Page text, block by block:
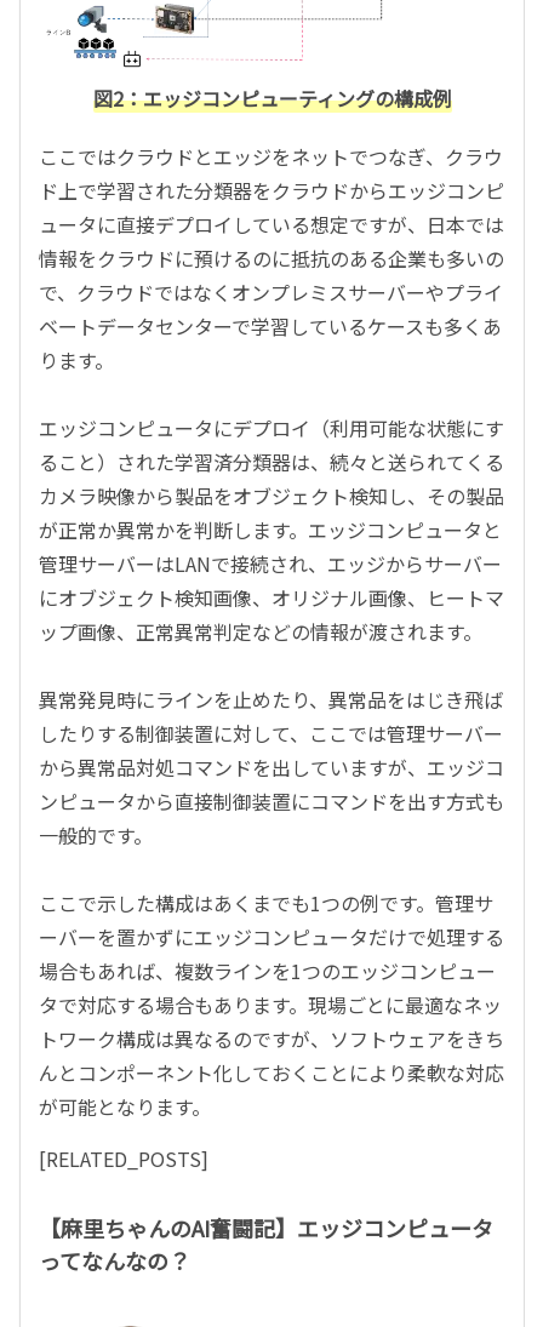
図2：エッジコンピューティングの構成例
ここではクラウドとエッジをネットでつなぎ、クラウ
ド上で学習された分類器をクラウドからエッジコンピ
ュータに直接デプロイしている想定ですが、日本では
情報をクラウドに預けるのに抵抗のある企業も多いの
で、クラウドではなくオンプレミスサーバーやプライ
ベートデータセンターで学習しているケースも多くあ
ります。
エッジコンピュータにデプロイ（利用可能な状態にす
ること）された学習済分類器は、続々と送られてくる
カメラ映像から製品をオブジェクト検知し、その製品
が正常か異常かを判断します。エッジコンピュータと
管理サーバーはLANで接続され、エッジからサーバー
にオブジェクト検知画像、オリジナル画像、ヒートマ
ップ画像、正常異常判定などの情報が渡されます。
異常発見時にラインを止めたり、異常品をはじき飛ば
したりする制御装置に対して、ここでは管理サーバー
から異常品対処コマンドを出していますが、エッジコ
ンピュータから直接制御装置にコマンドを出す方式も
一般的です。
ここで示した構成はあくまでも1つの例です。管理サ
ーバーを置かずにエッジコンピュータだけで処理する
場合もあれば、複数ラインを1つのエッジコンピュー
タで対応する場合もあります。現場ごとに最適なネッ
トワーク構成は異なるのですが、ソフトウェアをきち
んとコンポーネント化しておくことにより柔軟な対応
が可能となります。
[RELATED_POSTS]
【麻里ちゃんのAI奮闘記】エッジコンピュータ
ってなんなの？